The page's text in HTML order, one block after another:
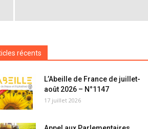
récents
L’Abeille de France de juillet-
août 2026 – N°1147
17 juillet 2026